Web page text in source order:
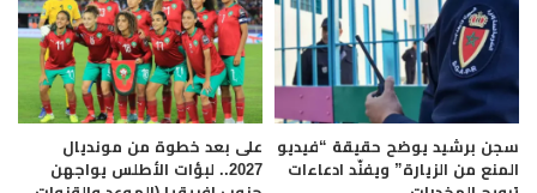
سجن برشيد يوضح حقيقة “فيديو
المنع من الزيارة” ويفنّد ادعاءات
على بعد خطوة من مونديال
2027.. لبؤات الأطلس يواجهن